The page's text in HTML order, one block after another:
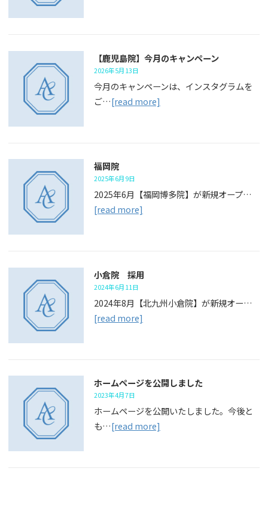
【鹿児島院】今月のキャンペーン
2026年5月13日
今月のキャンペーンは、インスタグラムを
ご…[read more]
福岡院
2025年6月9日
2025年6月【福岡博多院】が新規オープ…
[read more]
小倉院 採用
2024年6月11日
2024年8月【北九州小倉院】が新規オー…
[read more]
ホームページを公開しました
2023年4月7日
ホームページを公開いたしました。今後と
も…[read more]